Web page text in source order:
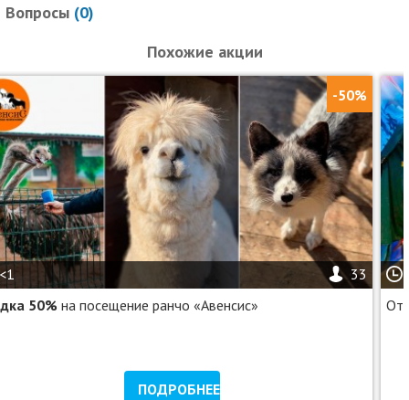
Вопросы (0)
Похожие акции
-50%
<1
33
50% на посещение ранчо «Авенсис»
ПОДРОБНЕЕ
От